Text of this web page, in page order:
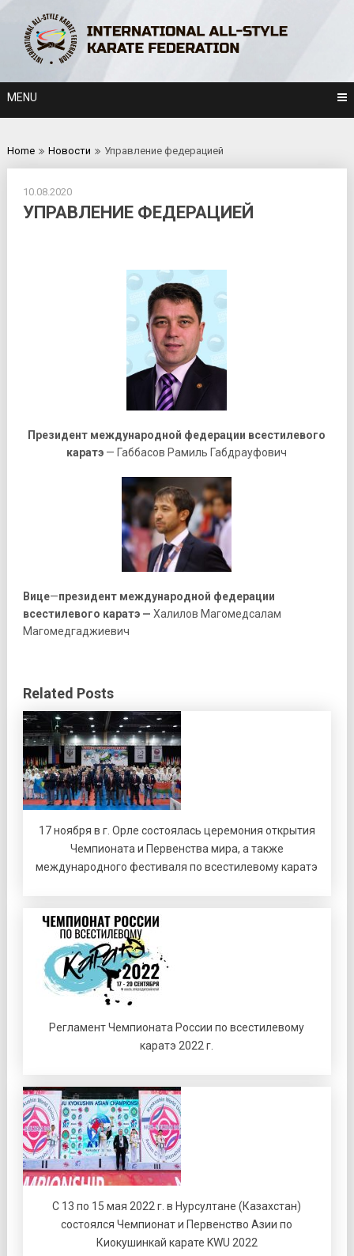
content
MENU
Home Новости Управление федерацией
10.08.2020
УПРАВЛЕНИЕ ФЕДЕРАЦИЕЙ
Президент международной федерации всестилевого
каратэ — Габбасов Рамиль Габдрауфович
Вице—президент международной федерации
всестилевого каратэ— Халилов Магомедсалам
Магомедгаджиевич
Related Posts
17 ноября в г. Орле состоялась церемония открытия
Чемпионата и Первенства мира, а также
международного фестиваля по всестилевому каратэ
Регламент Чемпионата России по всестилевому
каратэ 2022 г.
С 13 по 15 мая 2022 г. в Нурсултане (Казахстан)
состоялся Чемпионат и Первенство Азии по
Киокушинкай карате KWU 2022